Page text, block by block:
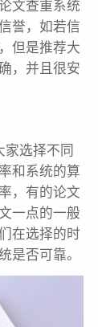
文查重系统
誉，如若信
但是推荐大
，并且很安
家选择不同
和系统的算
，有的论文
一点的一般
在选择的时
是否可靠。